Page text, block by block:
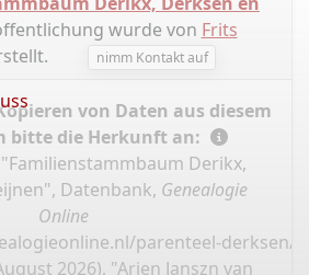
wurde von Frits
nimm Kontakt auf
von Daten aus diesem
bitte die Herkunft an:
Derikx,
Datenbank, Genealogie
Online
parenteel-derksen/
2026), "Arien Janszn van